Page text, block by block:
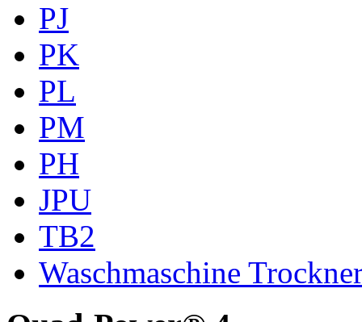
PJ
PK
PL
PM
PH
JPU
TB2
Waschmaschine